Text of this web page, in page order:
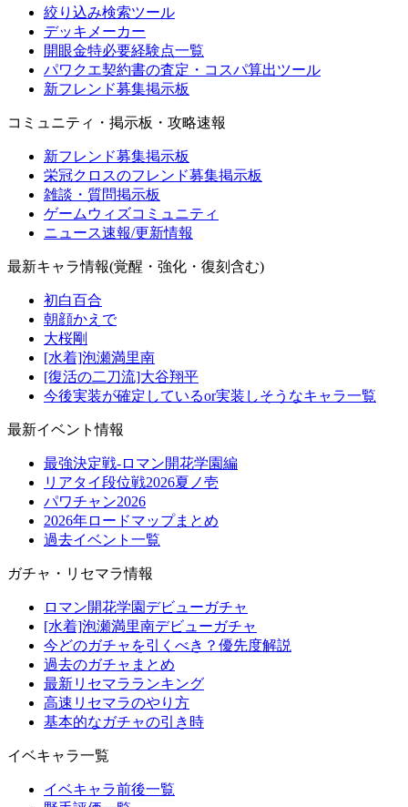
絞り込み検索ツール
デッキメーカー
開眼金特必要経験点一覧
パワクエ契約書の査定・コスパ算出ツール
新フレンド募集掲示板
コミュニティ・掲示板・攻略速報
新フレンド募集掲示板
栄冠クロスのフレンド募集掲示板
雑談・質問掲示板
ゲームウィズコミュニティ
ニュース速報/更新情報
最新キャラ情報(覚醒・強化・復刻含む)
初白百合
朝顔かえで
大桜剛
[水着]泡瀬満里南
[復活の二刀流]大谷翔平
今後実装が確定しているor実装しそうなキャラ一覧
最新イベント情報
最強決定戦-ロマン開花学園編
リアタイ段位戦2026夏ノ壱
パワチャン2026
2026年ロードマップまとめ
過去イベント一覧
ガチャ・リセマラ情報
ロマン開花学園デビューガチャ
[水着]泡瀬満里南デビューガチャ
今どのガチャを引くべき？優先度解説
過去のガチャまとめ
最新リセマラランキング
高速リセマラのやり方
基本的なガチャの引き時
イベキャラ一覧
イベキャラ前後一覧